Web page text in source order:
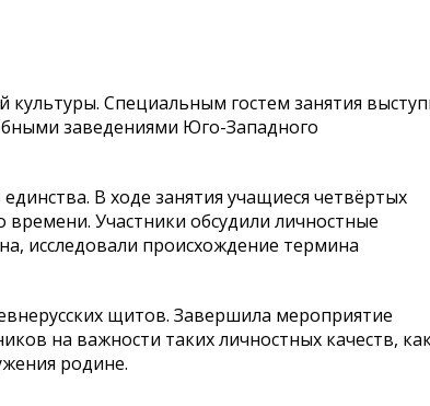
Специальным гостем занятия
заведениями Юго-Западного
В ходе занятия учащиеся четвёртых
Участники обсудили личностные
исследовали происхождение термина
щитов. Завершила мероприятие
на важности таких личностных качеств,
родине.